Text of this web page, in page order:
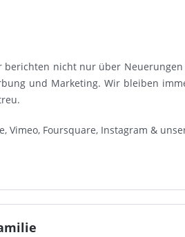
berichten nicht nur über
und Marketing. Wir bleiben
Foursquare, Instagram &